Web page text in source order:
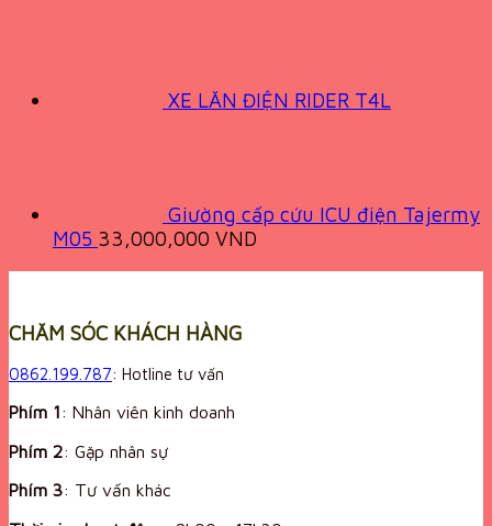
XE LĂN ĐIỆN RIDER T4L
Giường cấp cứu ICU điện Tajermy
M05 33,000,000 VND
CHĂM SÓC KHÁCH HÀNG
0862.199.787: Hotline tư vấn
Phím 1: Nhân viên kinh doanh
Phím 2: Gặp nhân sự
Phím 3: Tư vấn khác